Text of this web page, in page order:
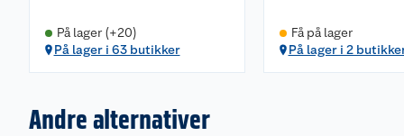
På lager (+20)
På lager i 63 butikker
Få på lager
På lager i 2
Andre alternativer